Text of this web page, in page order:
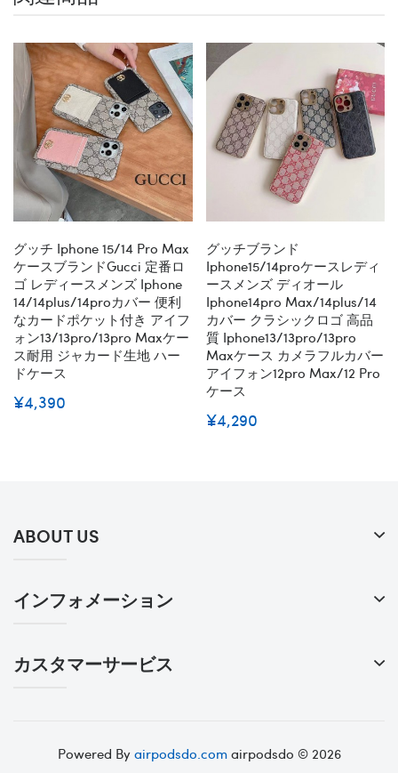
グッチ Iphone 15/14 Pro Max
ケースブランドGucci 定番ロ
ゴ レディースメンズ Iphone
14/14plus/14proカバー 便利
なカードポケット付き アイフ
ォン13/13pro/13pro Maxケー
ス耐用 ジャカード生地 ハー
ドケース
¥4,390
グッチブランド
Iphone15/14proケースレディ
ースメンズ ディオール
Iphone14pro Max/14plus/14
カバー クラシックロゴ 高品
質 Iphone13/13pro/13pro
Maxケース カメラフルカバー
アイフォン12pro Max/12 Pro
ケース
¥4,290
ABOUT US
インフォメーション
カスタマーサービス
Powered Byairpodsdo.comairpodsdo © 2026